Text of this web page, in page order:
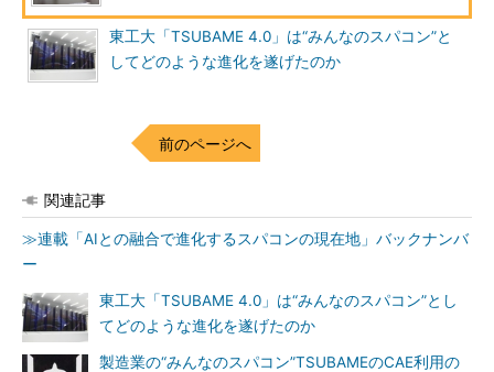
東工大「TSUBAME 4.0」は“みんなのスパコン”と
してどのような進化を遂げたのか
前のページへ
関連記事
≫連載「AIとの融合で進化するスパコンの現在地」バックナンバ
ー
東工大「TSUBAME 4.0」は“みんなのスパコン”とし
てどのような進化を遂げたのか
製造業の“みんなのスパコン”TSUBAMEのCAE利用の